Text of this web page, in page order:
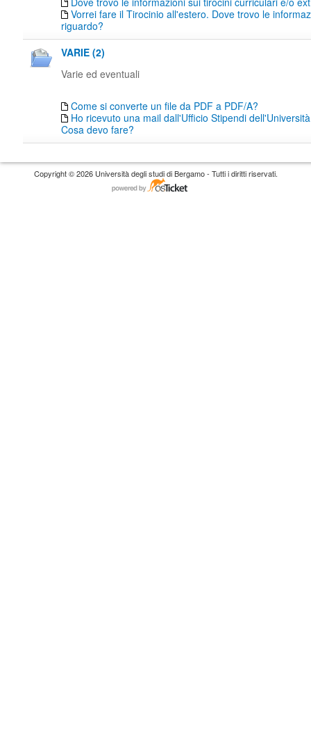
Vorrei fare il Tirocinio all'estero. Dove trovo le
riguardo?
VARIE (2)
Varie ed eventuali
Come si converte un file da PDF a PDF/A?
Ho ricevuto una mail dall'Ufficio Stipendi
Cosa devo fare?
Copyright © 2026 Università degli studi di Bergamo - Tutti i diritti riservati.